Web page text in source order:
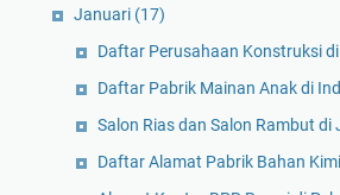
Januari (17)
Daftar Perusahaan Konstruksi
Daftar Pabrik Mainan Anak di
Salon Rias dan Salon Rambut di
Daftar Alamat Pabrik Bahan